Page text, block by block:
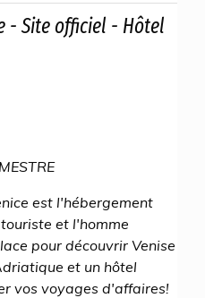
- Site officiel - Hôtel
est l'hébergement
et l'homme
pour découvrir Venise
et un hôtel
vos voyages d'affaires!